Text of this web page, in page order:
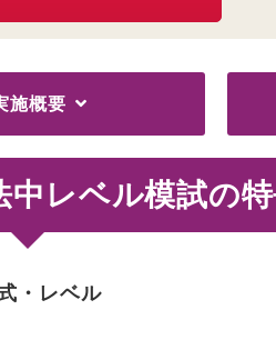
施概要
中レベル模試の
・レベル